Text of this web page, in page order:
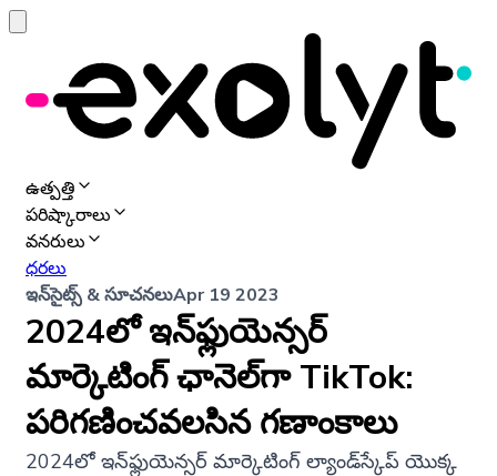
ఉత్పత్తి
పరిష్కారాలు
వనరులు
ధరలు
ఇన్‌సైట్స్ & సూచనలుApr 19 2023
2024లో ఇన్‌ఫ్లుయెన్సర్
మార్కెటింగ్ ఛానెల్‌గా TikTok:
పరిగణించవలసిన గణాంకాలు
2024లో ఇన్‌ఫ్లుయెన్సర్ మార్కెటింగ్ ల్యాండ్‌స్కేప్ యొక్క